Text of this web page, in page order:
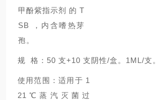
甲酚紫指示剂 的 T
SB ，内含嗜热芽
孢。
规 格：50 支+10 支阴性/盒。1ML/支。
使用范围：适用于 1
21℃蒸汽灭菌过